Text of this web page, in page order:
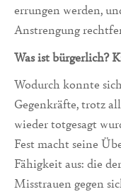
errungen werden,
Anstrengung
Was ist bürgerlich?
Wodurch konnte
Gegenkräfte, trotz
wieder totgesagt
Fest macht seine
Fähigkeit aus: die
Misstrauen gegen